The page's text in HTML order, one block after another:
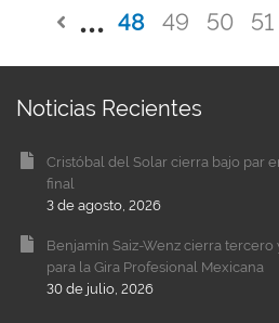
48 49 50 51
Noticias Recientes
Cristóbal del Solar cierra bajo par
final
3 de agosto, 2026
Benjamín Saiz-Wenz cierra
para la Gira Profesional Mexicana
30 de julio, 2026